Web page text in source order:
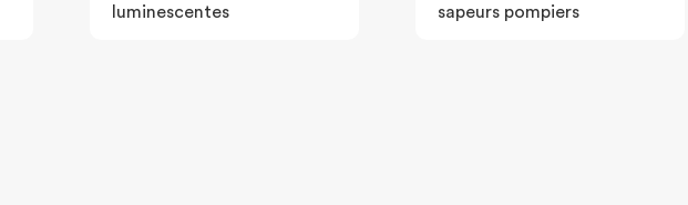
luminescentes
sapeurs pompiers